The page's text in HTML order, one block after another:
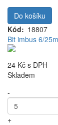
Do košíku
Kód
18807
Bit imbus 6/
24 Kč s DPH
Skladem
-
+